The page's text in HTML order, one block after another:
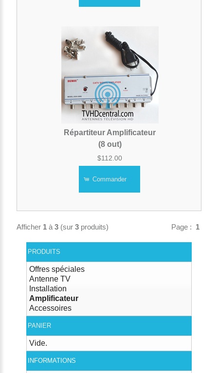
Répartiteur Amplificateur
(8 out)
$112.00
Commander
Page : 1
Afficher 1à 3(sur 3produits)
PRODUITS
Offres spéciales
Antenne TV
Installation
Amplificateur
Accessoires
PANIER
Vide.
INFORMATIONS